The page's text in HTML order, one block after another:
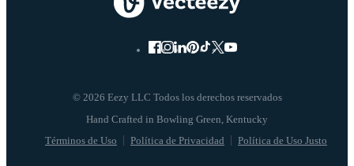
© 2026 Eezy LLC Todos los derechos reservados
Términos de Uso Política de Privacidad Política de Uso Justo